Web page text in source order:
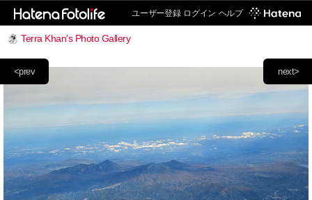
ユーザー登録 ログイン ヘルプ
Terra Khan's Photo Gallery
next>
<prev